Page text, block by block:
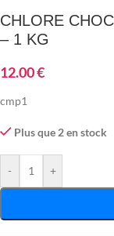
CHLORE
– 1 KG
12.00€
cmp1
Plus que 2 en stock
- +